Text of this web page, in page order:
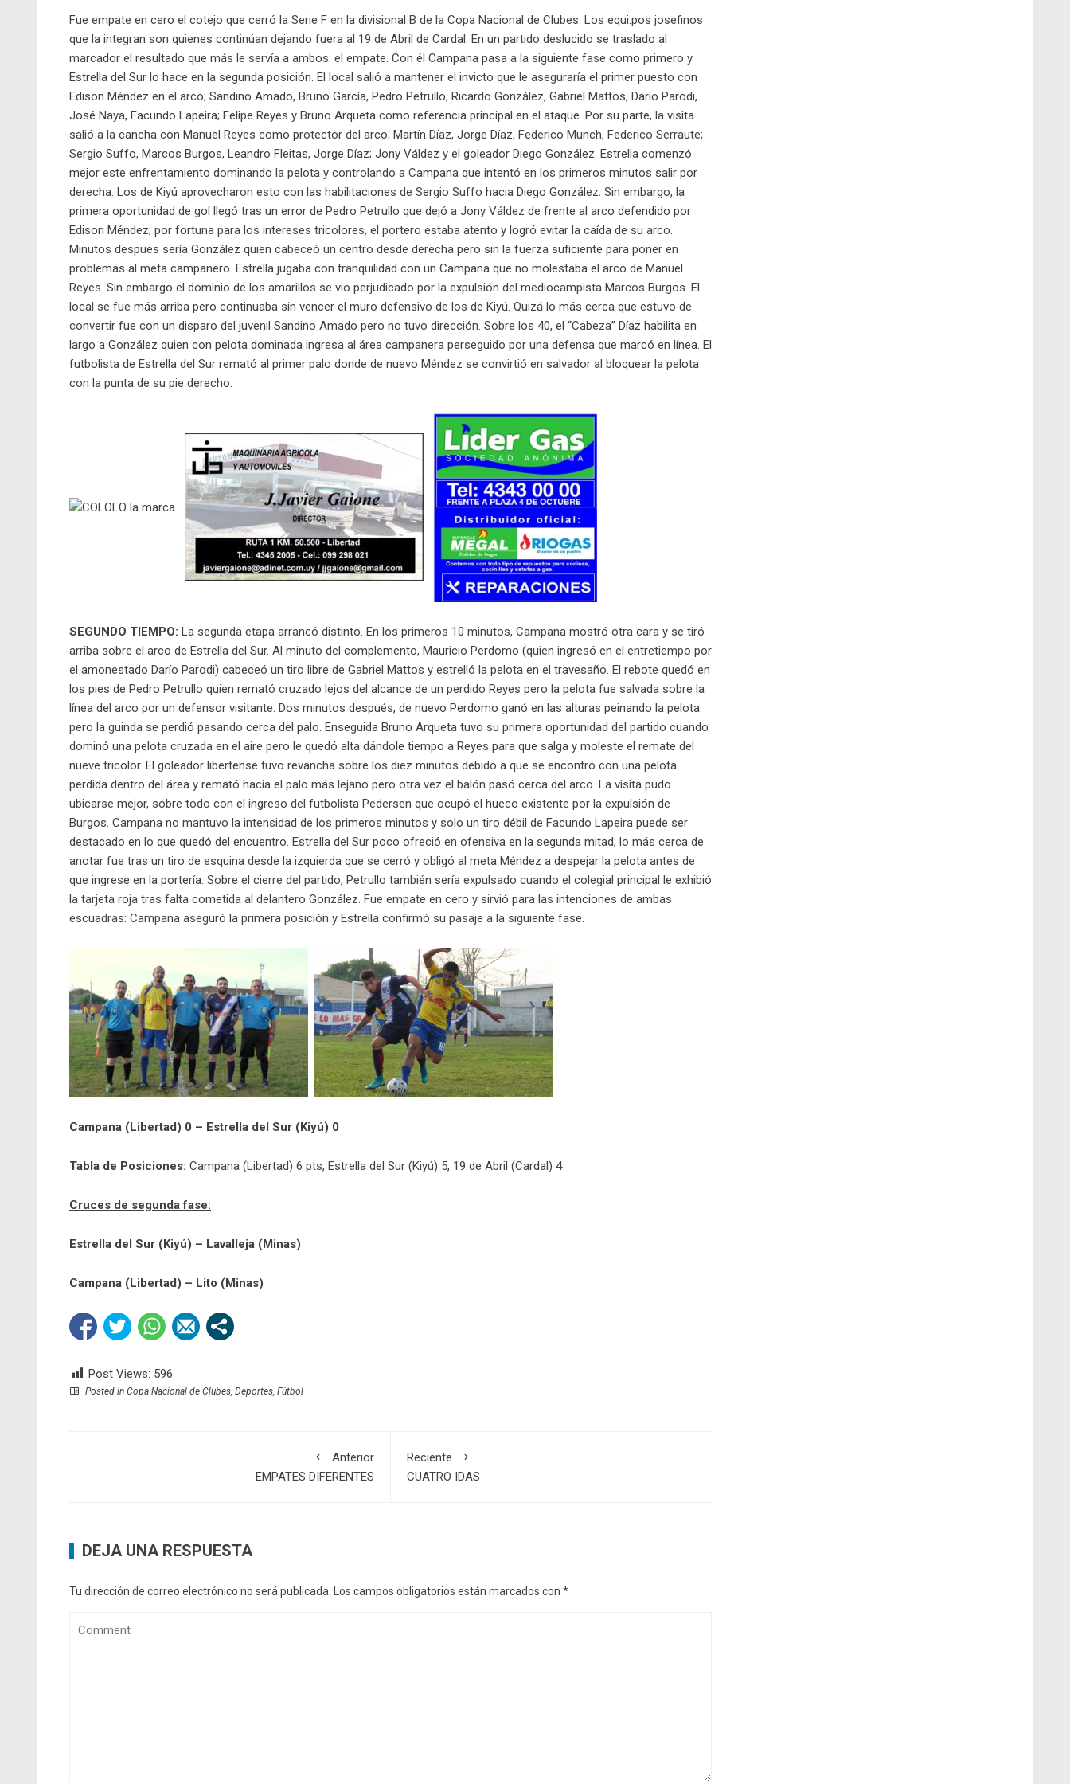
Fue empate en cero el cotejo que cerró la Serie F en la divisional B de la Copa Nacional de Clubes. Los equi.pos josefinos
que la integran son quienes continúan dejando fuera al 19 de Abril de Cardal. En un partido deslucido se traslado al
marcador el resultado que más le servía a ambos: el empate. Con él Campana pasa a la siguiente fase como primero y
Estrella del Sur lo hace en la segunda posición. El local salió a mantener el invicto que le aseguraría el primer puesto con
Edison Méndez en el arco; Sandino Amado, Bruno García, Pedro Petrullo, Ricardo González, Gabriel Mattos, Darío Parodi,
José Naya, Facundo Lapeira; Felipe Reyes y Bruno Arqueta como referencia principal en el ataque. Por su parte, la visita
salió a la cancha con Manuel Reyes como protector del arco; Martín Díaz, Jorge Díaz, Federico Munch, Federico Serraute;
Sergio Suffo, Marcos Burgos, Leandro Fleitas, Jorge Díaz; Jony Váldez y el goleador Diego González. Estrella comenzó
mejor este enfrentamiento dominando la pelota y controlando a Campana que intentó en los primeros minutos salir por
derecha. Los de Kiyú aprovecharon esto con las habilitaciones de Sergio Suffo hacia Diego González. Sin embargo, la
primera oportunidad de gol llegó tras un error de Pedro Petrullo que dejó a Jony Váldez de frente al arco defendido por
Edison Méndez; por fortuna para los intereses tricolores, el portero estaba atento y logró evitar la caída de su arco.
Minutos después sería González quien cabeceó un centro desde derecha pero sin la fuerza suficiente para poner en
problemas al meta campanero. Estrella jugaba con tranquilidad con un Campana que no molestaba el arco de Manuel
Reyes. Sin embargo el dominio de los amarillos se vio perjudicado por la expulsión del mediocampista Marcos Burgos. El
local se fue más arriba pero continuaba sin vencer el muro defensivo de los de Kiyú. Quizá lo más cerca que estuvo de
convertir fue con un disparo del juvenil Sandino Amado pero no tuvo dirección. Sobre los 40, el “Cabeza” Díaz habilita en
largo a González quien con pelota dominada ingresa al área campanera perseguido por una defensa que marcó en línea. El
futbolista de Estrella del Sur remató al primer palo donde de nuevo Méndez se convirtió en salvador al bloquear la pelota
con la punta de su pie derecho.
SEGUNDO TIEMPO: La segunda etapa arrancó distinto. En los primeros 10 minutos, Campana mostró otra cara y se tiró
arriba sobre el arco de Estrella del Sur. Al minuto del complemento, Mauricio Perdomo (quien ingresó en el entretiempo por
el amonestado Darío Parodi) cabeceó un tiro libre de Gabriel Mattos y estrelló la pelota en el travesaño. El rebote quedó en
los pies de Pedro Petrullo quien remató cruzado lejos del alcance de un perdido Reyes pero la pelota fue salvada sobre la
línea del arco por un defensor visitante. Dos minutos después, de nuevo Perdomo ganó en las alturas peinando la pelota
pero la guinda se perdió pasando cerca del palo. Enseguida Bruno Arqueta tuvo su primera oportunidad del partido cuando
dominó una pelota cruzada en el aire pero le quedó alta dándole tiempo a Reyes para que salga y moleste el remate del
nueve tricolor. El goleador libertense tuvo revancha sobre los diez minutos debido a que se encontró con una pelota
perdida dentro del área y remató hacia el palo más lejano pero otra vez el balón pasó cerca del arco. La visita pudo
ubicarse mejor, sobre todo con el ingreso del futbolista Pedersen que ocupó el hueco existente por la expulsión de
Burgos. Campana no mantuvo la intensidad de los primeros minutos y solo un tiro débil de Facundo Lapeira puede ser
destacado en lo que quedó del encuentro. Estrella del Sur poco ofreció en ofensiva en la segunda mitad; lo más cerca de
anotar fue tras un tiro de esquina desde la izquierda que se cerró y obligó al meta Méndez a despejar la pelota antes de
que ingrese en la portería. Sobre el cierre del partido, Petrullo también sería expulsado cuando el colegial principal le exhibió
la tarjeta roja tras falta cometida al delantero González. Fue empate en cero y sirvió para las intenciones de ambas
escuadras: Campana aseguró la primera posición y Estrella confirmó su pasaje a la siguiente fase.
Campana (Libertad) 0 – Estrella del Sur (Kiyú) 0
Tabla de Posiciones: Campana (Libertad) 6 pts, Estrella del Sur (Kiyú) 5, 19 de Abril (Cardal) 4
Cruces de segunda fase:
Estrella del Sur (Kiyú) – Lavalleja (Minas)
Campana (Libertad) – Lito (Minas)
Post Views: 596
Posted in Copa Nacional de Clubes, Deportes, Fútbol
Anterior
EMPATES DIFERENTES
Reciente
CUATRO IDAS
DEJA UNA RESPUESTA
Tu dirección de correo electrónico no será publicada. Los campos obligatorios están marcados con *